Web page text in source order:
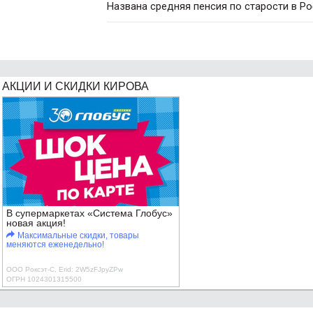
Названа средняя пенсия по старости в
АКЦИИ И СКИДКИ КИРОВА
В супермаркетах «Система Глобус»
новая акция!
Максимальные скидки, товары
меняются еженедельно!
ООО Роксэт-С, Erid: 2W5zFJpyZPw
ОГРН 1024301315500